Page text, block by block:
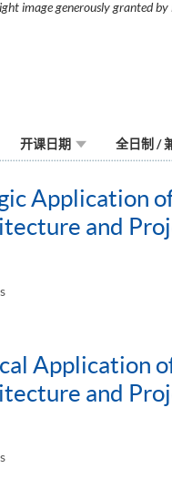
image generously granted by
开课日期 全日制 /
Application
and
Application
and